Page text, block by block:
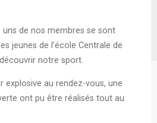
uns de nos membres se sont
jeunes de l’école Centrale de
notre sport.
explosive au rendez-vous, une
ont pu être réalisés tout au